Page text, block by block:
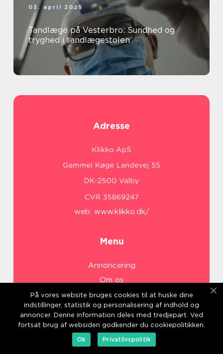
03. april 2025
Tandlæge på Vesterbro: Sundhed og
tryghed i tandlægestolen
Adresse
web: www.klikko.dk/
Menu
Annoncering
Om os
Cookies
Kontakt os
Sitemap
På vores website bruges cookies til at huske dine
indstillinger, statistik og personalisering af indhold og
annoncer. Denne information deles med tredjepart. Ved
fortsat brug af websiden godkender du cookiepolitikken.
Ok
Privatlivspolitik